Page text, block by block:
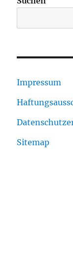
Impressum
Sitemap